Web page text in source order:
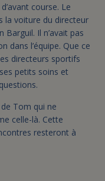
course. Le
la voiture du directeur
Il n’avait pas
dans l’équipe. Que ce
directeurs sportifs
petits soins et
Tom qui ne
celle-là. Cette
resteront à